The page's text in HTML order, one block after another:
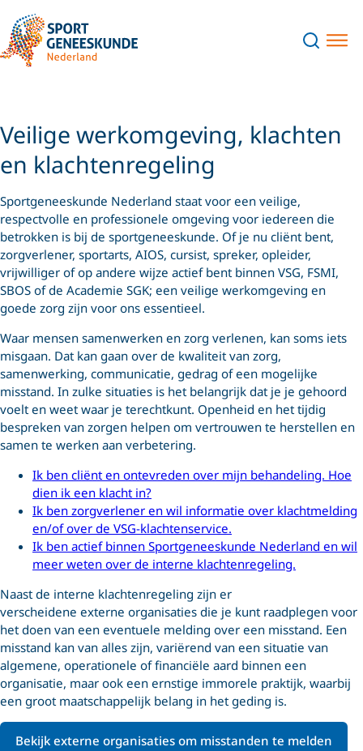
Veilige werkomgeving, klachten
en klachtenregeling
Sportgeneeskunde Nederland staat voor een veilige,
respectvolle en professionele omgeving voor iedereen die
betrokken is bij de sportgeneeskunde. Of je nu cliënt bent,
zorgverlener, sportarts, AIOS, cursist, spreker, opleider,
vrijwilliger of op andere wijze actief bent binnen VSG, FSMI,
SBOS of de Academie SGK; een veilige werkomgeving en
goede zorg zijn voor ons essentieel.
Waar mensen samenwerken en zorg verlenen, kan soms iets
misgaan. Dat kan gaan over de kwaliteit van zorg,
samenwerking, communicatie, gedrag of een mogelijke
misstand. In zulke situaties is het belangrijk dat je je gehoord
voelt en weet waar je terechtkunt. Openheid en het tijdig
bespreken van zorgen helpen om vertrouwen te herstellen en
samen te werken aan verbetering.
Ik ben cliënt en ontevreden over mijn behandeling. Hoe
dien ik een klacht in?
Ik ben zorgverlener en wil informatie over klachtmelding
en/of over de VSG-klachtenservice.
Ik ben actief binnen Sportgeneeskunde Nederland en wil
meer weten over de interne klachtenregeling.
Naast de interne klachtenregeling zijn er
verscheidene externe organisaties die je kunt raadplegen voor
het doen van een eventuele melding over een misstand. Een
misstand kan van alles zijn, variërend van een situatie van
algemene, operationele of financiële aard binnen een
organisatie, maar ook een ernstige immorele praktijk, waarbij
een groot maatschappelijk belang in het geding is.
Bekijk externe organisaties om misstanden te melden